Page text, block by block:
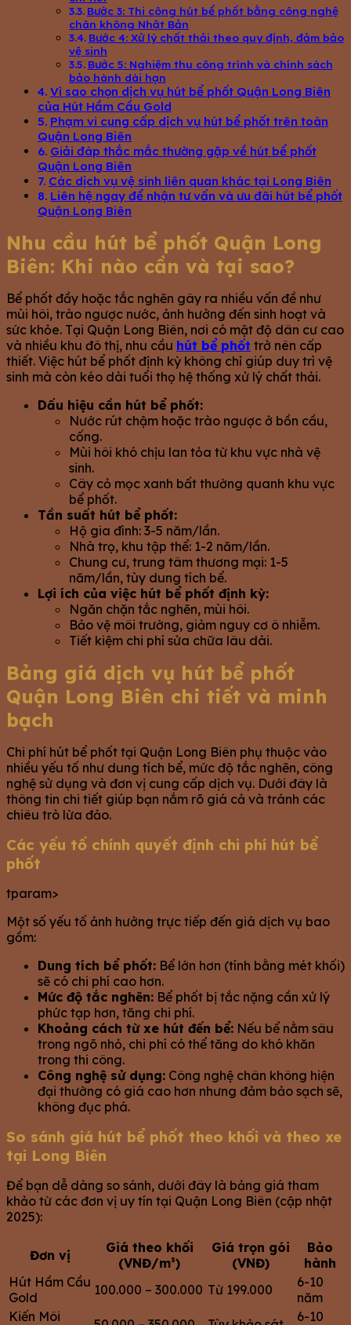
Bước 3: Thi công hút bể phốt bằng công nghệ
chân không Nhật Bản
Bước 4: Xử lý chất thải theo quy định, đảm bảo
vệ sinh
Bước 5: Nghiệm thu công trình và chính sách
bảo hành dài hạn
Vì sao chọn dịch vụ hút bể phốt Quận Long Biên
của Hút Hầm Cầu Gold
Phạm vi cung cấp dịch vụ hút bể phốt trên toàn
Quận Long Biên
Giải đáp thắc mắc thường gặp về hút bể phốt
Quận Long Biên
Các dịch vụ vệ sinh liên quan khác tại Long Biên
Liên hệ ngay để nhận tư vấn và ưu đãi hút bể phốt
Quận Long Biên
Nhu cầu hút bể phốt Quận Long
Biên: Khi nào cần và tại sao?
Bể phốt đầy hoặc tắc nghẽn gây ra nhiều vấn đề như
mùi hôi, trào ngược nước, ảnh hưởng đến sinh hoạt và
sức khỏe. Tại Quận Long Biên, nơi có mật độ dân cư cao
và nhiều khu đô thị, nhu cầu hút bể phốt trở nên cấp
thiết. Việc hút bể phốt định kỳ không chỉ giúp duy trì vệ
sinh mà còn kéo dài tuổi thọ hệ thống xử lý chất thải.
Dấu hiệu cần hút bể phốt:
Nước rút chậm hoặc trào ngược ở bồn cầu,
cống.
Mùi hôi khó chịu lan tỏa từ khu vực nhà vệ
sinh.
Cây cỏ mọc xanh bất thường quanh khu vực
bể phốt.
Tần suất hút bể phốt:
Hộ gia đình: 3-5 năm/lần.
Nhà trọ, khu tập thể: 1-2 năm/lần.
Chung cư, trung tâm thương mại: 1-5
năm/lần, tùy dung tích bể.
Lợi ích của việc hút bể phốt định kỳ:
Ngăn chặn tắc nghẽn, mùi hôi.
Bảo vệ môi trường, giảm nguy cơ ô nhiễm.
Tiết kiệm chi phí sửa chữa lâu dài.
Bảng giá dịch vụ hút bể phốt
Quận Long Biên chi tiết và minh
bạch
Chi phí hút bể phốt tại Quận Long Biên phụ thuộc vào
nhiều yếu tố như dung tích bể, mức độ tắc nghẽn, công
nghệ sử dụng và đơn vị cung cấp dịch vụ. Dưới đây là
thông tin chi tiết giúp bạn nắm rõ giá cả và tránh các
chiêu trò lừa đảo.
Các yếu tố chính quyết định chi phí hút bể
phốt
tparam>
Một số yếu tố ảnh hưởng trực tiếp đến giá dịch vụ bao
gồm:
Dung tích bể phốt: Bể lớn hơn (tính bằng mét khối)
sẽ có chi phí cao hơn.
Mức độ tắc nghẽn: Bể phốt bị tắc nặng cần xử lý
phức tạp hơn, tăng chi phí.
Khoảng cách từ xe hút đến bể: Nếu bể nằm sâu
trong ngõ nhỏ, chi phí có thể tăng do khó khăn
trong thi công.
Công nghệ sử dụng: Công nghệ chân không hiện
đại thường có giá cao hơn nhưng đảm bảo sạch sẽ,
không đục phá.
So sánh giá hút bể phốt theo khối và theo xe
tại Long Biên
Để bạn dễ dàng so sánh, dưới đây là bảng giá tham
khảo từ các đơn vị uy tín tại Quận Long Biên (cập nhật
2025):
Đơn vị
Giá theo khối
(VNĐ/m³)
Giá trọn gói
(VNĐ)
Bảo
hành
Hút Hầm Cầu
Gold
100.000 – 300.000 Từ 199.000
6-10
năm
Kiến Môi
6-10